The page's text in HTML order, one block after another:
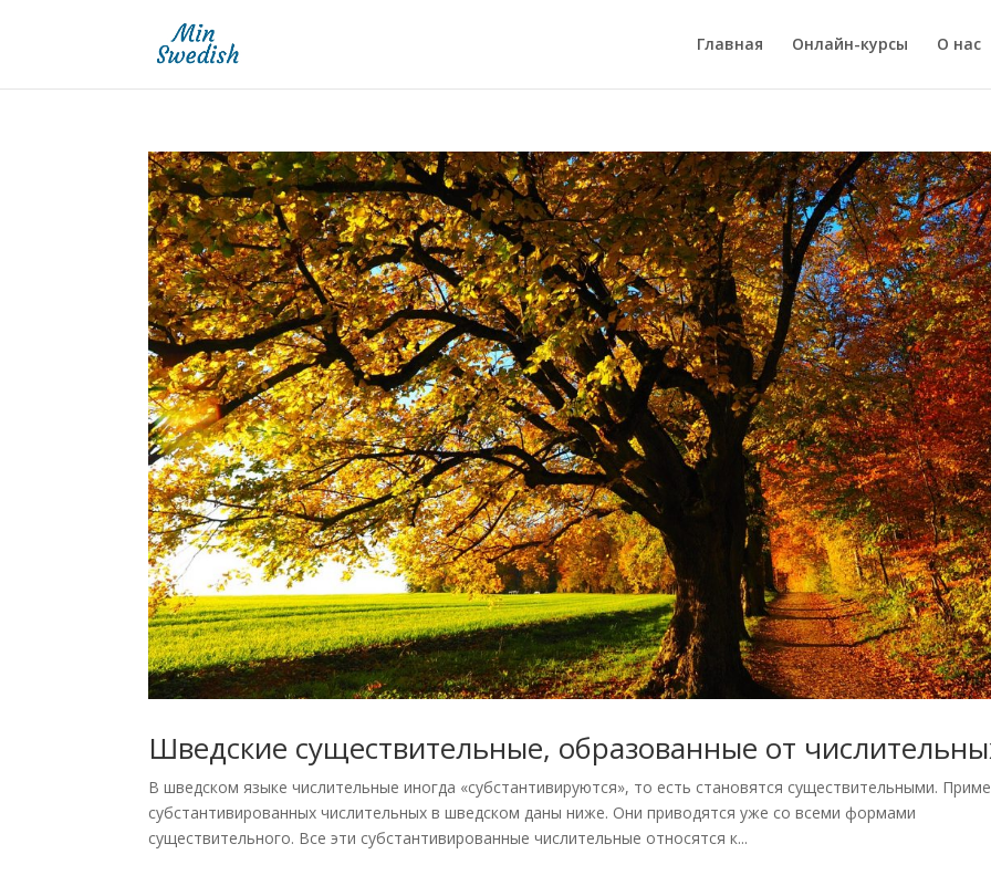
Главная Онлайн-курсы О нас
Шведские существительные, образованные от
В шведском языке числительные иногда «субстантивируются», то есть становятся существительными.
субстантивированных числительных в шведском даны ниже. Они приводятся уже со всеми формами
существительного. Все эти субстантивированные числительные относятся к...